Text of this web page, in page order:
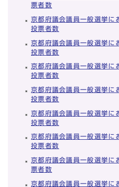
票者数
京都府議会議員一般選挙に
投票者数
京都府議会議員一般選挙に
投票者数
京都府議会議員一般選挙に
投票者数
京都府議会議員一般選挙に
投票者数
京都府議会議員一般選挙に
投票者数
京都府議会議員一般選挙に
投票者数
京都府議会議員一般選挙に
票者数
京都府議会議員一般選挙に